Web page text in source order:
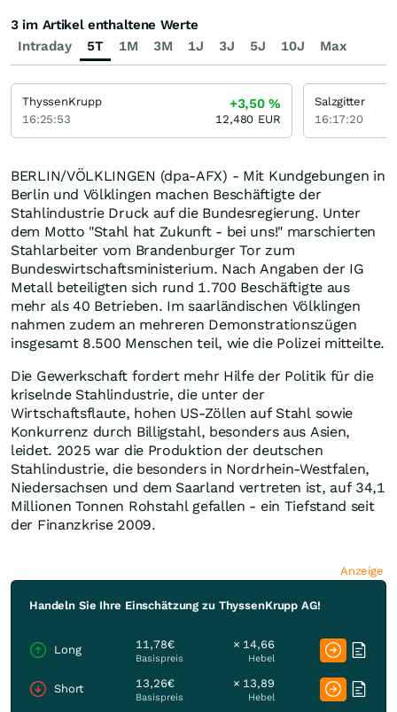
BERLIN/VÖLKLINGEN (dpa-AFX) - Mit Kundgebungen in
Berlin und Völklingen machen Beschäftigte der
Stahlindustrie Druck auf die Bundesregierung. Unter
dem Motto "Stahl hat Zukunft - bei uns!" marschierten
Stahlarbeiter vom Brandenburger Tor zum
Bundeswirtschaftsministerium. Nach Angaben der IG
Metall beteiligten sich rund 1.700 Beschäftigte aus
mehr als 40 Betrieben. Im saarländischen Völklingen
nahmen zudem an mehreren Demonstrationszügen
insgesamt 8.500 Menschen teil, wie die Polizei mitteilte.
Die Gewerkschaft fordert mehr Hilfe der Politik für die
kriselnde Stahlindustrie, die unter der
Wirtschaftsflaute, hohen US-Zöllen auf Stahl sowie
Konkurrenz durch Billigstahl, besonders aus Asien,
leidet. 2025 war die Produktion der deutschen
Stahlindustrie, die besonders in Nordrhein-Westfalen,
Niedersachsen und dem Saarland vertreten ist, auf 34,1
Millionen Tonnen Rohstahl gefallen - ein Tiefstand seit
der Finanzkrise 2009.
Anzeige
Handeln Sie Ihre Einschätzung zu ThyssenKrupp AG!
Long 11,78€
Basispreis
× 14,66
Hebel
Short 13,26€
Basispreis
× 13,89
Hebel
Intraday 5T 1M 3M 1J 3J 5J 10J Max
3 im Artikel enthaltene Werte
ThyssenKrupp
16:25:53
+3,50%
12,480 EUR
Salzgitter
16:17:20